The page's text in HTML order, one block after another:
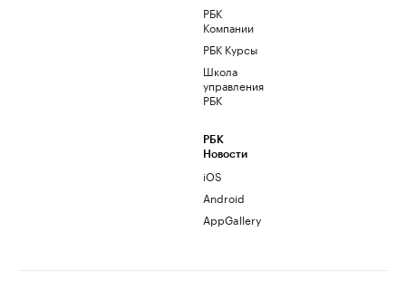
РБК
Компании
РБК Курсы
Школа
управления
РБК
РБК
Новости
iOS
Android
AppGallery